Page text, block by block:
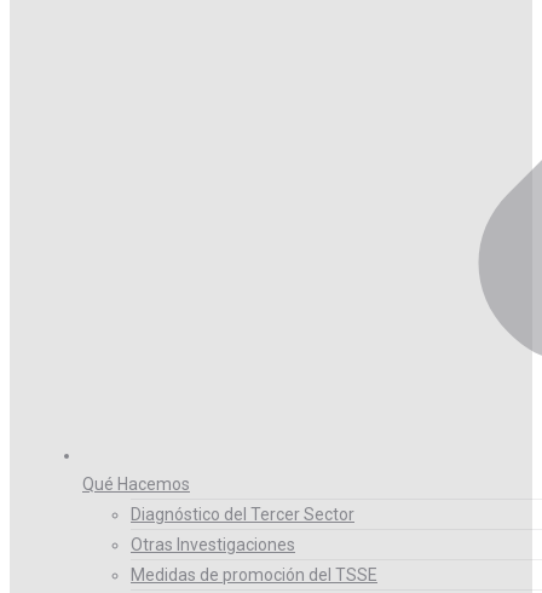
Qué Hacemos
Diagnóstico del Tercer Sector
Otras Investigaciones
Medidas de promoción del TSSE